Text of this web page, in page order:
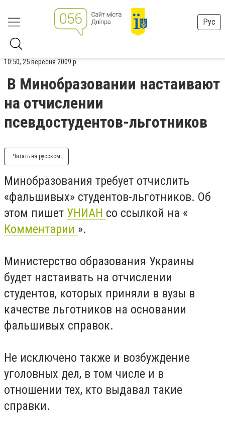
Рус
10:50, 25 вересня 2009 р.
В Минобразовании настаивают
на отчислении
псевдостудентов-льготников
Читать на русском
Минобразования требует отчислить
«фальшивых» студентов-льготников. Об
этом пишет УНИАН со ссылкой на «
Комментарии ».
Министерство образования Украины
будет настаивать на отчислении
студентов, которых приняли в вузы в
качестве льготников на основании
фальшивых справок.
Не исключено также и возбуждение
уголовных дел, в том числе и в
отношении тех, кто выдавал такие
справки.